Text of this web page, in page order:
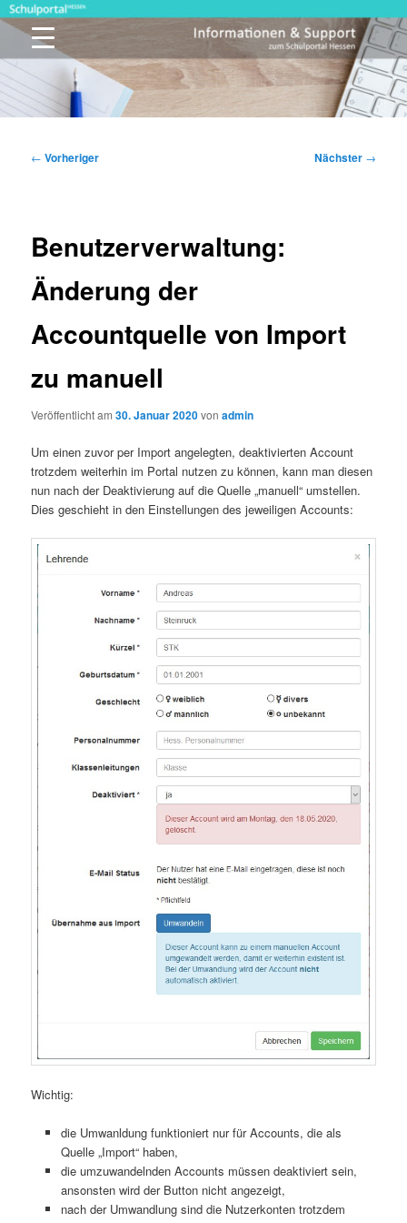
Zum
primären
springenSchulportal Hessen
Beitragsnavigation
← Vorheriger Nächster →
Benutzerverwaltung:
Änderung der
Accountquelle von Import
zu manuell
Veröffentlicht am30. Januar 2020vonadmin
Um einen zuvor per Import angelegten, deaktivierten Account
trotzdem weiterhin im Portal nutzen zu können, kann man diesen
nun nach der Deaktivierung auf die Quelle „manuell“ umstellen.
Dies geschieht in den Einstellungen des jeweiligen Accounts:
Wichtig:
die Umwanldung funktioniert nur für Accounts, die als
Quelle „Import“ haben,
die umzuwandelnden Accounts müssen deaktiviert sein,
ansonsten wird der Button nicht angezeigt,
nach der Umwandlung sind die Nutzerkonten trotzdem